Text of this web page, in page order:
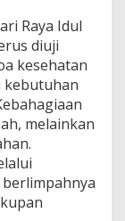
Raya Idul
diuji
kesehatan
kebutuhan
melainkan